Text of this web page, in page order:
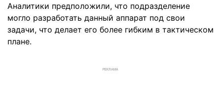
Аналитики предположили, что подразделение
могло разработать данный аппарат под свои
задачи, что делает его более гибким в тактическом
плане.
РЕКЛАМА